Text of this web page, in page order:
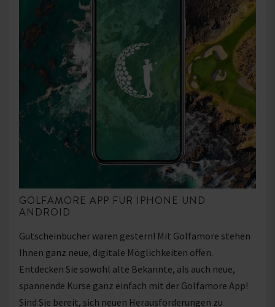
GOLFAMORE APP FÜR IPHONE UND
ANDROID
Gutscheinbücher waren gestern! Mit Golfamore stehen
Ihnen ganz neue, digitale Möglichkeiten offen.
Entdecken Sie sowohl alte Bekannte, als auch neue,
spannende Kurse ganz einfach mit der Golfamore App!
Sind Sie bereit, sich neuen Herausforderungen zu